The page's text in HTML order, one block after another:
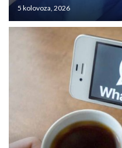
5 kolovoza, 2026